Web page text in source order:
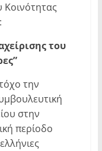
του
την
στην
περίοδο